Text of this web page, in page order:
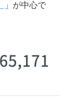
」が中心で